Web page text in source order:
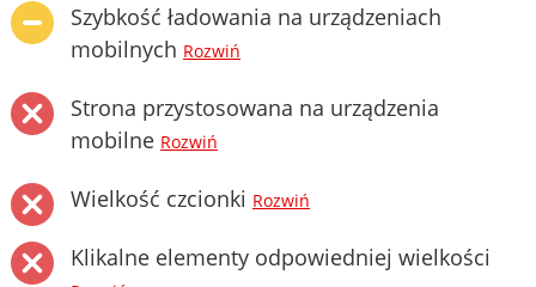
Szybkość ładowania na urządzeniach
mobilnych Rozwiń
Strona przystosowana na urządzenia
mobilne Rozwiń
Wielkość czcionki Rozwiń
Klikalne elementy odpowiedniej wielkości